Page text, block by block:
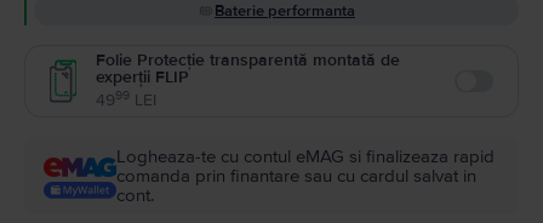
Baterie performanta
Folie Protecție transparentă montată de
experții FLIP
4999 LEI
Logheaza-te cu contul eMAG si finalizeaza rapid
comanda prin finantare sau cu cardul salvat in
cont.